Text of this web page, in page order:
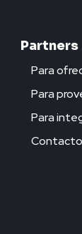
Partners
Para
Para
Para